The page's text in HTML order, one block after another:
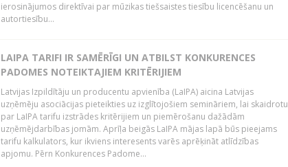
ierosinājumos direktīvai par mūzikas tiešsaistes tiesību licencēšanu un
autortiesību...
LAIPA TARIFI IR SAMĒRĪGI UN ATBILST KONKURENCES
PADOMES NOTEIKTAJIEM KRITĒRIJIEM
Latvijas Izpildītāju un producentu apvienība (LaIPA) aicina Latvijas
uzņēmēju asociācijas pieteikties uz izglītojošiem semināriem, lai skaidrotu
par LaIPA tarifu izstrādes kritērijiem un piemērošanu dažādām
uzņēmējdarbības jomām. Aprīļa beigās LaIPA mājas lapā būs pieejams
tarifu kalkulators, kur ikviens interesents varēs aprēķināt atlīdzības
apjomu. Pērn Konkurences Padome...